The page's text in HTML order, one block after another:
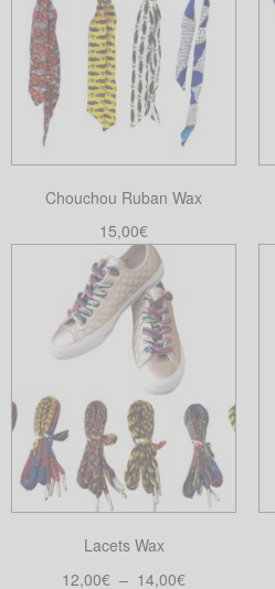
Chouchou Ruban Wax
15,00€
Choix des options
Ce
produit
plusieurs
variations.
Les
options
peuvent
être
choisies
sur
Lacets Wax
12,00€ – 14,00€